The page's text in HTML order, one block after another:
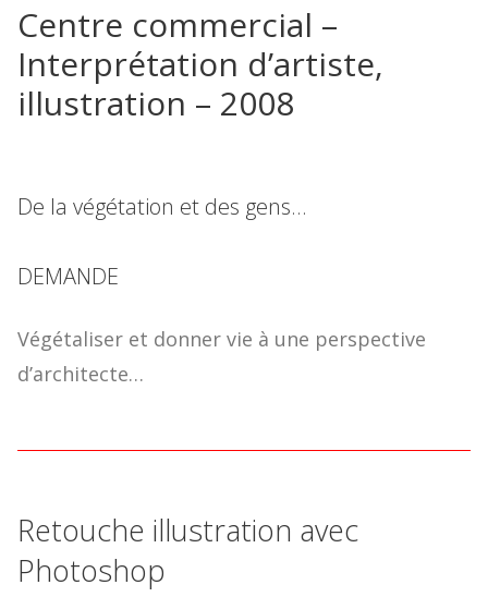
Centre commercial –
Interprétation d’artiste,
illustration – 2008
De la végétation et des gens…
DEMANDE
Végétaliser et donner vie à une perspective
d’architecte…
Retouche illustration avec
Photoshop